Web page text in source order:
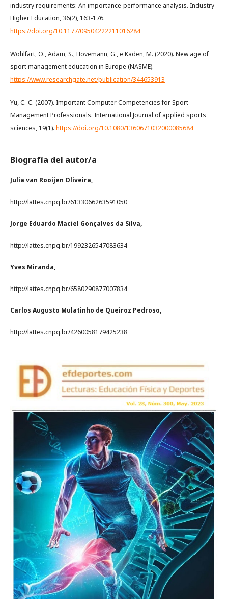
industry requirements: An importance-performance analysis. Industry
Higher Education, 36(2), 163-176.
https://doi.org/10.1177/09504222211016284
Wohlfart, O., Adam, S., Hovemann, G., e Kaden, M. (2020). New age of
sport management education in Europe (NASME).
https://www.researchgate.net/publication/344653913
Yu, C.-C. (2007). Important Computer Competencies for Sport
Management Professionals. International Journal of applied sports
sciences, 19(1). https://doi.org/10.1080/1360671032000085684
Biografía del autor/a
Julia van Rooijen Oliveira,
http://lattes.cnpq.br/6133066263591050
Jorge Eduardo Maciel Gonçalves da Silva,
http://lattes.cnpq.br/1992326547083634
Yves Miranda,
http://lattes.cnpq.br/6580290877007834
Carlos Augusto Mulatinho de Queiroz Pedroso,
http://lattes.cnpq.br/4260058179425238